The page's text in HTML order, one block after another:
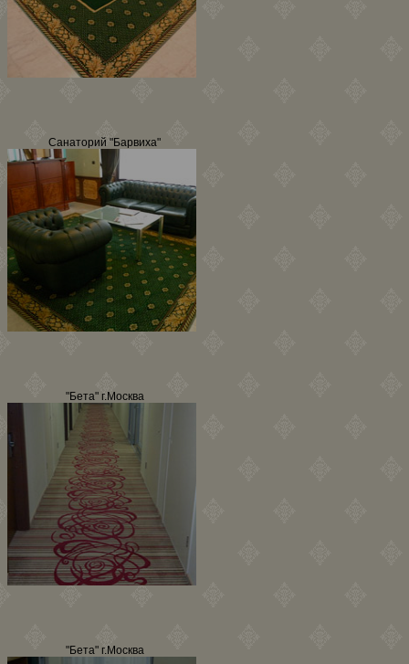
Санаторий "Барвиха"
"Бета" г.Москва
"Бета" г.Москва